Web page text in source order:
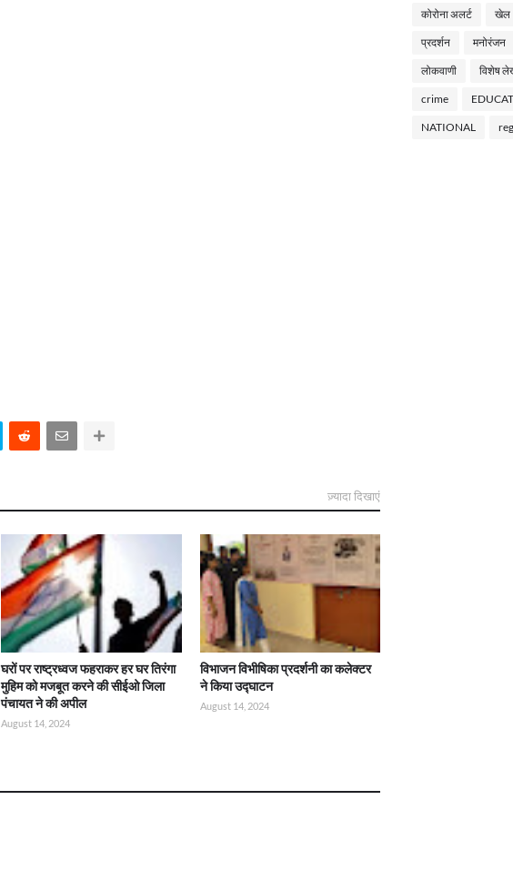
ज़्यादा दिखाएं
घरों पर राष्ट्रध्वज फहराकर हर घर तिरंगा
मुहिम को मजबूत करने की सीईओ जिला
पंचायत ने की अपील
August 14, 2024
विभाजन विभीषिका प्रदर्शनी का कलेक्टर
ने किया उद्घाटन
August 14, 2024
कोरोना अलर्ट खेल
प्रदर्शन मनोरंजन
लोकवाणी विशेष
crime
NATIONAL